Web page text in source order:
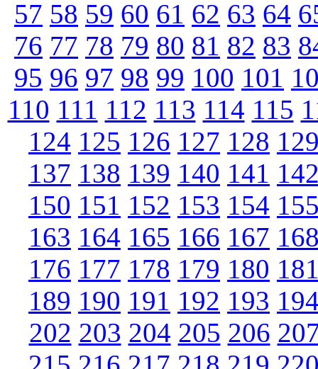
57 58 59 60 61 62 63 64
76 77 78 79 80 81 82 83
95 96 97 98 99 100 101
110 111 112 113 114 115
124 125 126 127 128
137 138 139 140 141
150 151 152 153 154
163 164 165 166 167
176 177 178 179 180
189 190 191 192 193
202 203 204 205 206